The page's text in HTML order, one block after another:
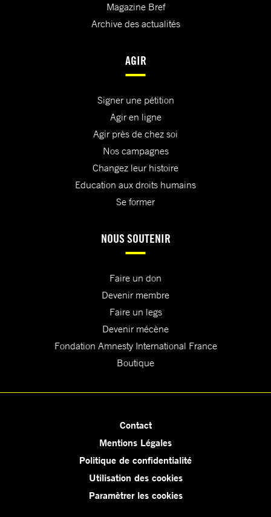
Magazine Bref
Archive des actualités
AGIR
Signer une pétition
Agir en ligne
Agir près de chez soi
Nos campagnes
Changez leur histoire
Education aux droits humains
Se former
NOUS SOUTENIR
Faire un don
Devenir membre
Faire un legs
Devenir mécène
Fondation Amnesty International France
Boutique
Contact
Mentions Légales
Politique de confidentialité
Utilisation des cookies
Paramètrer les cookies